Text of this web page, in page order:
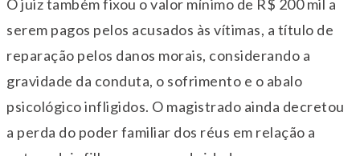
O juiz também fixou o valor mínimo de R$ 200 mil a
serem pagos pelos acusados às vítimas, a título de
reparação pelos danos morais, considerando a
gravidade da conduta, o sofrimento e o abalo
psicológico infligidos. O magistrado ainda decretou
a perda do poder familiar dos réus em relação a